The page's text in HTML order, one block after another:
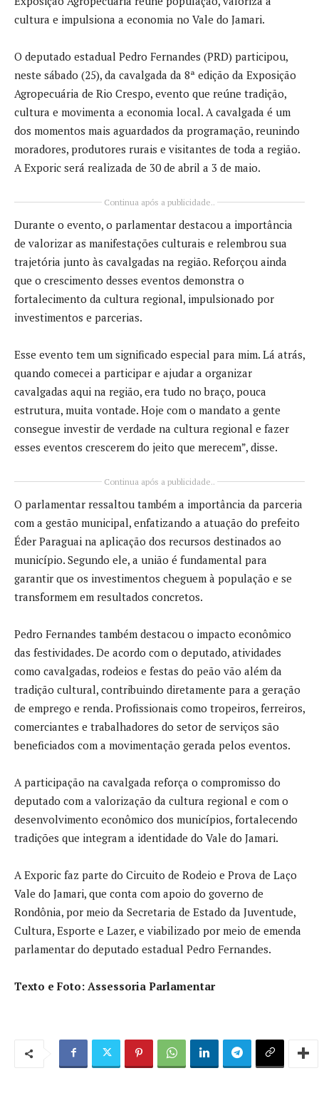
cultura e impulsiona a economia no Vale do Jamari.
O deputado estadual Pedro Fernandes (PRD) participou,
neste sábado (25), da cavalgada da 8ª edição da Exposição
Agropecuária de Rio Crespo, evento que reúne tradição,
cultura e movimenta a economia local. A cavalgada é um
dos momentos mais aguardados da programação, reunindo
moradores, produtores rurais e visitantes de toda a região.
A Exporic será realizada de 30 de abril a 3 de maio.
Continua após a publicidade..
Durante o evento, o parlamentar destacou a importância
de valorizar as manifestações culturais e relembrou sua
trajetória junto às cavalgadas na região. Reforçou ainda
que o crescimento desses eventos demonstra o
fortalecimento da cultura regional, impulsionado por
investimentos e parcerias.
Esse evento tem um significado especial para mim. Lá atrás,
quando comecei a participar e ajudar a organizar
cavalgadas aqui na região, era tudo no braço, pouca
estrutura, muita vontade. Hoje com o mandato a gente
consegue investir de verdade na cultura regional e fazer
esses eventos crescerem do jeito que merecem”, disse.
Continua após a publicidade..
O parlamentar ressaltou também a importância da parceria
com a gestão municipal, enfatizando a atuação do prefeito
Éder Paraguai na aplicação dos recursos destinados ao
município. Segundo ele, a união é fundamental para
garantir que os investimentos cheguem à população e se
transformem em resultados concretos.
Pedro Fernandes também destacou o impacto econômico
das festividades. De acordo com o deputado, atividades
como cavalgadas, rodeios e festas do peão vão além da
tradição cultural, contribuindo diretamente para a geração
de emprego e renda. Profissionais como tropeiros, ferreiros,
comerciantes e trabalhadores do setor de serviços são
beneficiados com a movimentação gerada pelos eventos.
A participação na cavalgada reforça o compromisso do
deputado com a valorização da cultura regional e com o
desenvolvimento econômico dos municípios, fortalecendo
tradições que integram a identidade do Vale do Jamari.
A Exporic faz parte do Circuito de Rodeio e Prova de Laço
Vale do Jamari, que conta com apoio do governo de
Rondônia, por meio da Secretaria de Estado da Juventude,
Cultura, Esporte e Lazer, e viabilizado por meio de emenda
parlamentar do deputado estadual Pedro Fernandes.
Texto e Foto: Assessoria Parlamentar